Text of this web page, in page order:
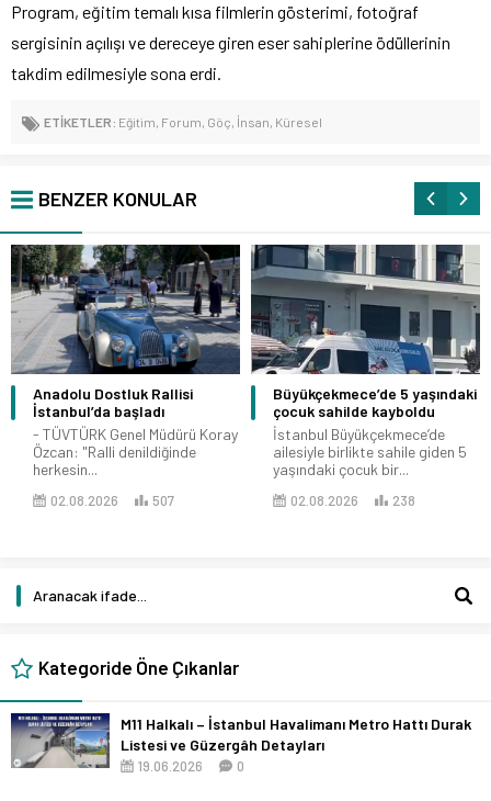
Program, eğitim temalı kısa filmlerin gösterimi, fotoğraf
sergisinin açılışı ve dereceye giren eser sahiplerine ödüllerinin
takdim edilmesiyle sona erdi.
ETİKETLER: Eğitim, Forum, Göç, İnsan, Küresel
BENZER KONULAR
Anadolu Dostluk Rallisi
İstanbul’da başladı
- TÜVTÜRK Genel Müdürü Koray
Özcan: "Ralli denildiğinde
herkesin...
02.08.2026 507
Büyükçekmece’de 5 yaşındaki
çocuk sahilde kayboldu
İstanbul Büyükçekmece’de
ailesiyle birlikte sahile giden 5
yaşındaki çocuk bir...
02.08.2026 238
Kategoride Öne Çıkanlar
M11 Halkalı – İstanbul Havalimanı Metro Hattı Durak
Listesi ve Güzergâh Detayları
19.06.2026 0